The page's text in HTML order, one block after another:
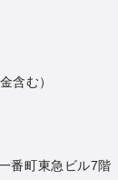
含む）
番町東急ビル7階